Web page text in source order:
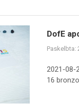
DofE
Paskelbta:
2021-08-
16